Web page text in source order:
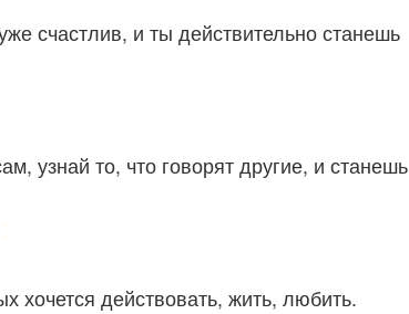
счастлив, и ты действительно станешь
узнай то, что говорят другие, и станешь
хочется действовать, жить, любить.